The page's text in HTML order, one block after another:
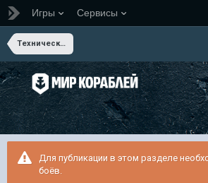
Игры Сервисы
Технические вопросы
Для публикации в этом разделе
боёв.